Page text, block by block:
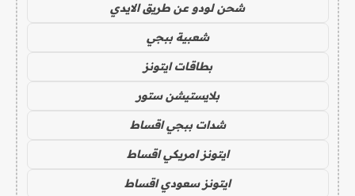
شحن لودو عن طريق الايدي
شعبية ببجي
بطاقات ايتونز
بلايستيشن ستور
شدات ببجي اقساط
ايتونز امريكي اقساط
ايتونز سعودي اقساط